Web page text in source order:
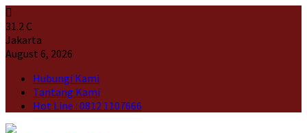
31.2C
Jakarta
August 6, 2026
Hubungi Kami
Tantang Kami
Hot Line : 0812 1107666